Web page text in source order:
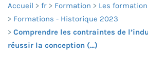
Accueil fr Formation
Les
Formations - Historique 2023
Comprendre les contraintes de
réussir la conception (...)